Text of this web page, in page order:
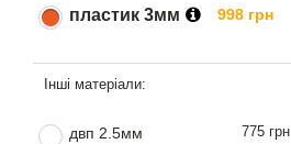
пластик 3мм 998 грн
двп 2.5мм 775 грн